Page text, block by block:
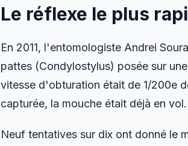
Le réflexe le plus
En 2011, l'entomologiste Andrei
pattes (Condylostylus) posée sur
vitesse d'obturation était de 1/200e
capturée, la mouche était déjà en vol.
Neuf tentatives sur dix ont donné le